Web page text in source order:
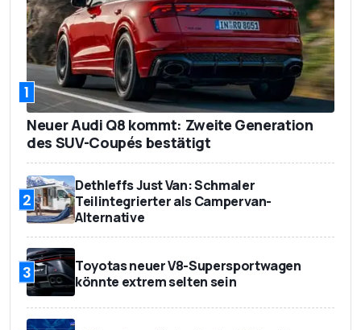
1
Neuer Audi Q8 kommt: Zweite Generation
des SUV-Coupés bestätigt
2
Dethleffs Just Van: Schmaler
Teilintegrierter als Campervan-
Alternative
3
Toyotas neuer V8-Supersportwagen
könnte extrem selten sein